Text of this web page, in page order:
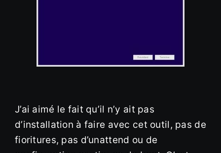
J’ai aimé le fait qu’il n’y ait pas
d’installation à faire avec cet outil, pas de
fioritures, pas d’unattend ou de